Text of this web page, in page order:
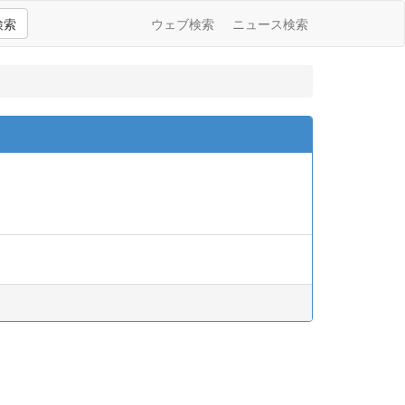
索 ウェブ検索 ニュース検索